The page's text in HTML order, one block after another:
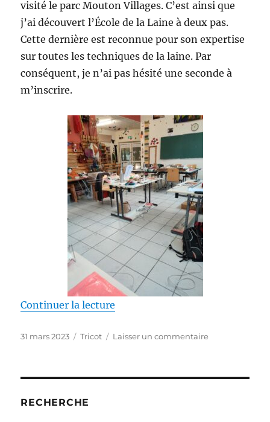
visité le parc Mouton Villages. C’est ainsi que
j’ai découvert l’École de la Laine à deux pas.
Cette dernière est reconnue pour son expertise
sur toutes les techniques de la laine. Par
conséquent, je n’ai pas hésité une seconde à
m’inscrire.
Continuer la lecture
Publié
31 mars 2023 Catégories
Tricot Laisser un commentairesur
RECHERCHE